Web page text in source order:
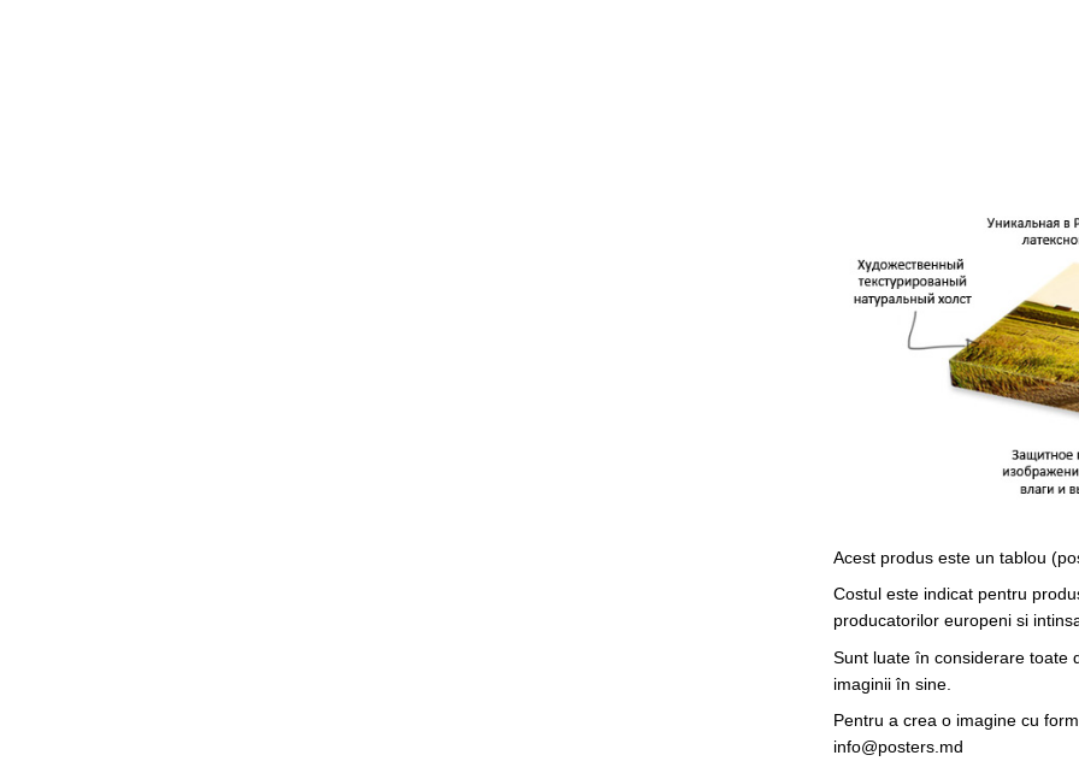
Acest produs este un tablou
Costul este indicat pentru
producatorilor europeni si
Sunt luate în considerare toate
imaginii în sine.
Pentru a crea o imagine cu
info@posters.md